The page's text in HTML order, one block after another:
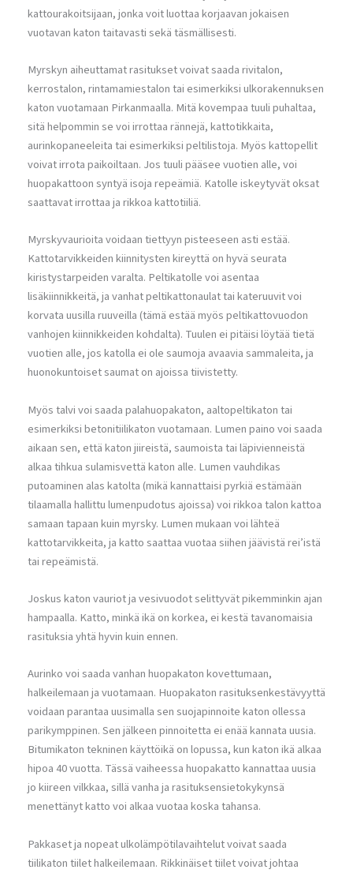
kattourakoitsijaan, jonka voit luottaa korjaavan jokaisen
vuotavan katon taitavasti sekä täsmällisesti.
Myrskyn aiheuttamat rasitukset voivat saada rivitalon,
kerrostalon, rintamamiestalon tai esimerkiksi ulkorakennuksen
katon vuotamaan Pirkanmaalla. Mitä kovempaa tuuli puhaltaa,
sitä helpommin se voi irrottaa rännejä, kattotikkaita,
aurinkopaneeleita tai esimerkiksi peltilistoja. Myös kattopellit
voivat irrota paikoiltaan. Jos tuuli pääsee vuotien alle, voi
huopakattoon syntyä isoja repeämiä. Katolle iskeytyvät oksat
saattavat irrottaa ja rikkoa kattotiiliä.
Myrskyvaurioita voidaan tiettyyn pisteeseen asti estää.
Kattotarvikkeiden kiinnitysten kireyttä on hyvä seurata
kiristystarpeiden varalta. Peltikatolle voi asentaa
lisäkiinnikkeitä, ja vanhat peltikattonaulat tai kateruuvit voi
korvata uusilla ruuveilla (tämä estää myös peltikattovuodon
vanhojen kiinnikkeiden kohdalta). Tuulen ei pitäisi löytää tietä
vuotien alle, jos katolla ei ole saumoja avaavia sammaleita, ja
huonokuntoiset saumat on ajoissa tiivistetty.
Myös talvi voi saada palahuopakaton, aaltopeltikaton tai
esimerkiksi betonitiilikaton vuotamaan. Lumen paino voi saada
aikaan sen, että katon jiireistä, saumoista tai läpivienneistä
alkaa tihkua sulamisvettä katon alle. Lumen vauhdikas
putoaminen alas katolta (mikä kannattaisi pyrkiä estämään
tilaamalla hallittu lumenpudotus ajoissa) voi rikkoa talon kattoa
samaan tapaan kuin myrsky. Lumen mukaan voi lähteä
kattotarvikkeita, ja katto saattaa vuotaa siihen jäävistä rei’istä
tai repeämistä.
Joskus katon vauriot ja vesivuodot selittyvät pikemminkin ajan
hampaalla. Katto, minkä ikä on korkea, ei kestä tavanomaisia
rasituksia yhtä hyvin kuin ennen.
Aurinko voi saada vanhan huopakaton kovettumaan,
halkeilemaan ja vuotamaan. Huopakaton rasituksenkestävyyttä
voidaan parantaa uusimalla sen suojapinnoite katon ollessa
parikymppinen. Sen jälkeen pinnoitetta ei enää kannata uusia.
Bitumikaton tekninen käyttöikä on lopussa, kun katon ikä alkaa
hipoa 40 vuotta. Tässä vaiheessa huopakatto kannattaa uusia
jo kiireen vilkkaa, sillä vanha ja rasituksensietokykynsä
menettänyt katto voi alkaa vuotaa koska tahansa.
Pakkaset ja nopeat ulkolämpötilavaihtelut voivat saada
tiilikaton tiilet halkeilemaan. Rikkinäiset tiilet voivat johtaa